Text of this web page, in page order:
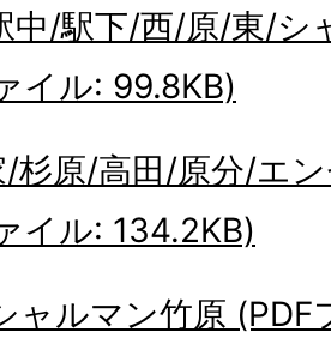
中/駅下/西/原/東/シ
イル: 99.8KB)
/杉原/高田/原分/エ
イル: 134.2KB)
ャルマン竹原 (PDF